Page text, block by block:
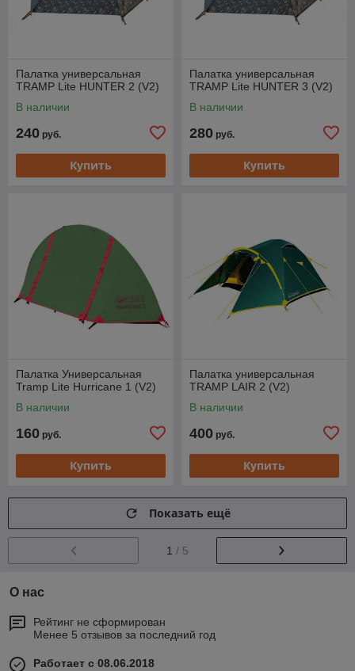
Палатка универсальная
TRAMP Lite HUNTER 2 (V2)
В наличии
240 руб.
Купить
Палатка универсальная
TRAMP Lite HUNTER 3 (V2)
В наличии
280 руб.
Купить
Палатка Универсальная
Tramp Lite Hurricane 1 (V2)
В наличии
160 руб.
Купить
Палатка универсальная
TRAMP LAIR 2 (V2)
В наличии
400 руб.
Купить
Показать ещё
1 / 5
О нас
Рейтинг не сформирован
Менее 5 отзывов за последний год
Работает с 08.06.2018